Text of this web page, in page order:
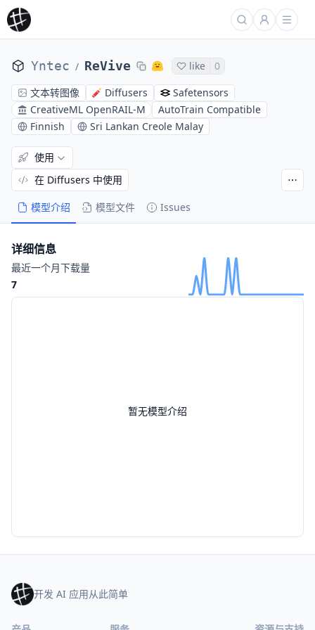
Yntec / ReVive like
0
文本转图像
Diffusers
Safetensors
CreativeML OpenRAIL-M
AutoTrain Compatible
Finnish
Sri Lankan Creole Malay
模型介绍 模型文件 Issues
使用
在 Diffusers 中使用
暂无模型介绍
详细信息
最近一个月下载量
7
开发 AI 应用从此简单